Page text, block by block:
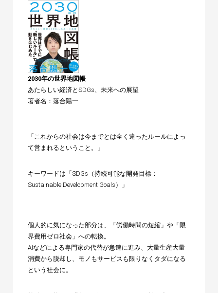
2030年の世界地図帳
あたらしい経済とSDGs、未来への展望
著者名：落合陽一
「これからの社会は今までとは全く違ったルールによっ
て営まれるということ。」
キーワードは「 SDGs （持続可能な開発目標：
Sustainable Development Goals ）」
個人的に気になった部分は、「労働時間の短縮」や「 限
界費用ゼロ社会」への転換。
AIなどによる専門家の代替が急速に進み、大量生産大量
消費から脱却し、モノもサービスも限りなくタダになる
という社会に。